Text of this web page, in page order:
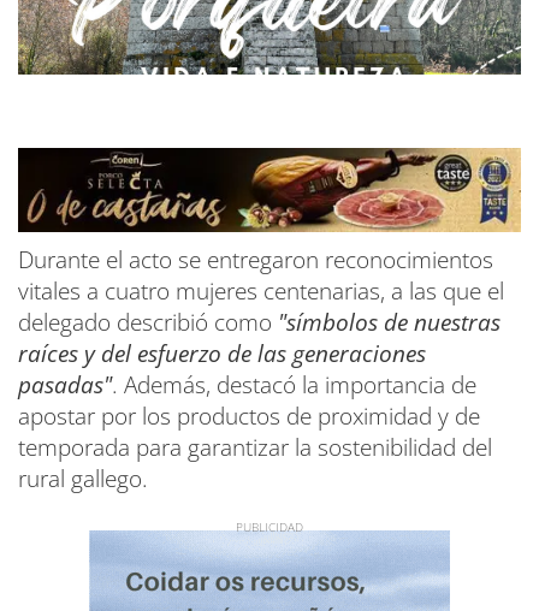
Durante el acto se entregaron reconocimientos
vitales a cuatro mujeres centenarias, a las que el
delegado describió como "símbolos de nuestras
raíces y del esfuerzo de las generaciones
pasadas". Además, destacó la importancia de
apostar por los productos de proximidad y de
temporada para garantizar la sostenibilidad del
rural gallego.